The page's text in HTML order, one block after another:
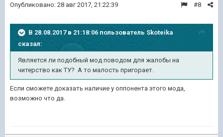
#8
Опубликовано: 28 авг 2017, 21:22:39
В 28.08.2017 в 21:18:06 пользователь Skoteika
сказал:
Является ли подобный мод поводом для жалобы на
читерство как ТУ? А то малость пригорает.
Если сможете доказать наличие у оппонента этого мода,
возможно что да.